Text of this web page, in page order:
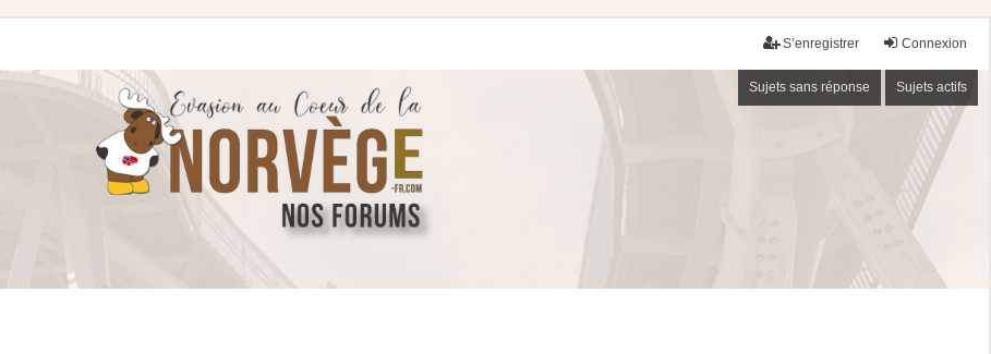
Connexion
S’enregistrer
Sujets sans réponse Sujets actifs